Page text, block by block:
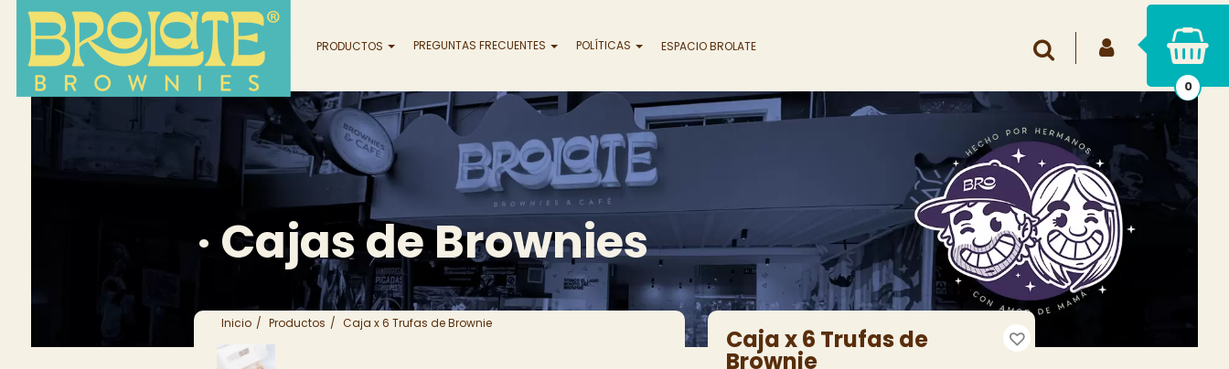
PRODUCTOS PREGUNTAS FRECUENTES POLÍTICAS ESPACIO BROLATE INICIAR SESIÓN
Buscar
0
· Cajas de Brownies
Inicio Productos Caja x 6 Trufas de Brownie
Caja x 6 Trufas de
Brownie